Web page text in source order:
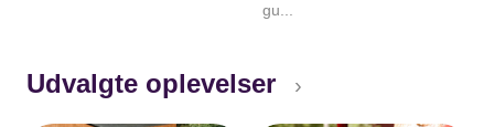
gu...
Udvalgte oplevelser ›